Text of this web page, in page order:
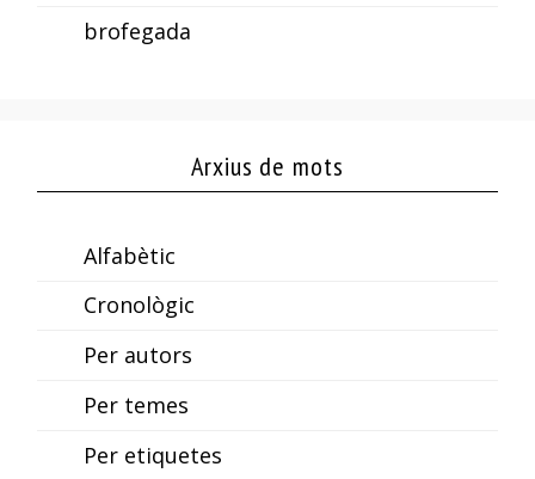
brofegada
Arxius de mots
Alfabètic
Cronològic
Per autors
Per temes
Per etiquetes